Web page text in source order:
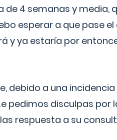
de 4 semanas y media,
esperar a que pase
y ya estaría por
debido a una
pedimos disculpas
respuesta a su